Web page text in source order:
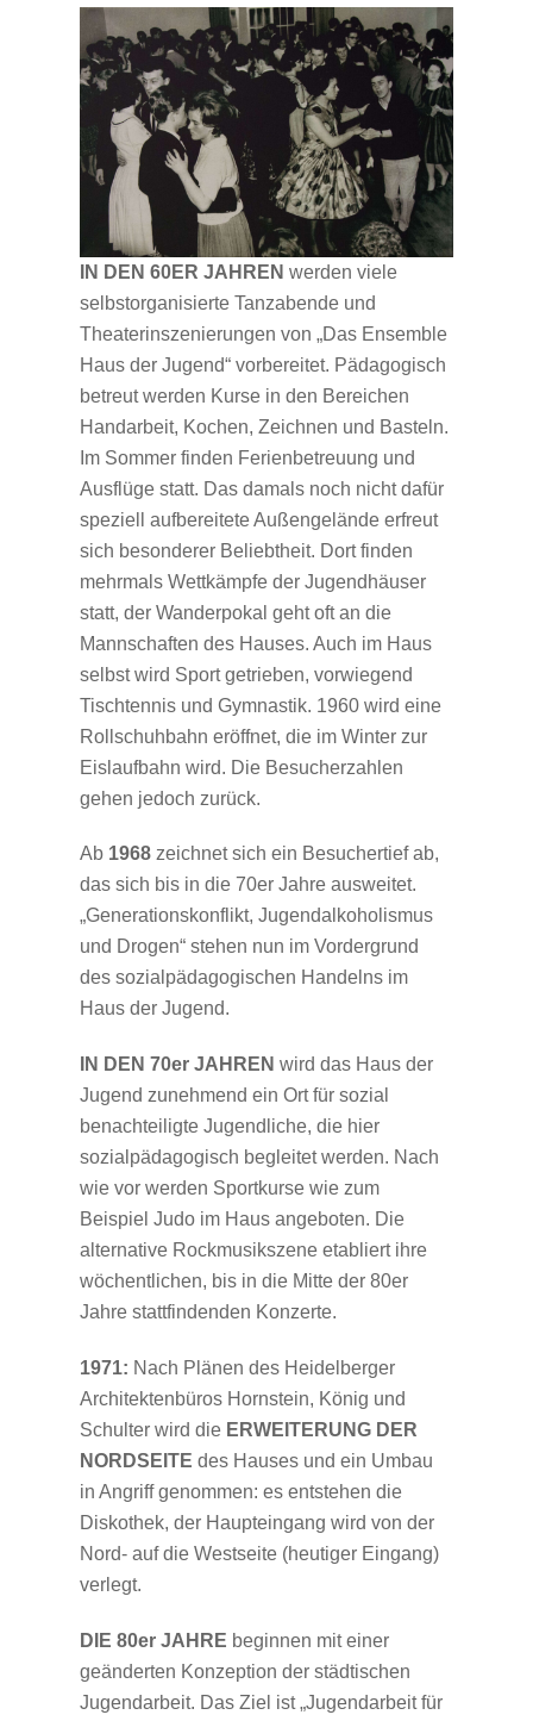
IN DEN 60ER JAHREN werden viele
selbstorganisierte Tanzabende und
Theaterinszenierungen von „Das Ensemble
Haus der Jugend“ vorbereitet. Pädagogisch
betreut werden Kurse in den Bereichen
Handarbeit, Kochen, Zeichnen und Basteln.
Im Sommer finden Ferienbetreuung und
Ausflüge statt. Das damals noch nicht dafür
speziell aufbereitete Außengelände erfreut
sich besonderer Beliebtheit. Dort finden
mehrmals Wettkämpfe der Jugendhäuser
statt, der Wanderpokal geht oft an die
Mannschaften des Hauses. Auch im Haus
selbst wird Sport getrieben, vorwiegend
Tischtennis und Gymnastik. 1960 wird eine
Rollschuhbahn eröffnet, die im Winter zur
Eislaufbahn wird. Die Besucherzahlen
gehen jedoch zurück.
Ab 1968 zeichnet sich ein Besuchertief ab,
das sich bis in die 70er Jahre ausweitet.
„Generationskonflikt, Jugendalkoholismus
und Drogen“ stehen nun im Vordergrund
des sozialpädagogischen Handelns im
Haus der Jugend.
IN DEN 70er JAHREN wird das Haus der
Jugend zunehmend ein Ort für sozial
benachteiligte Jugendliche, die hier
sozialpädagogisch begleitet werden. Nach
wie vor werden Sportkurse wie zum
Beispiel Judo im Haus angeboten. Die
alternative Rockmusikszene etabliert ihre
wöchentlichen, bis in die Mitte der 80er
Jahre stattfindenden Konzerte.
1971: Nach Plänen des Heidelberger
Architektenbüros Hornstein, König und
Schulter wird die ERWEITERUNG DER
NORDSEITE des Hauses und ein Umbau
in Angriff genommen: es entstehen die
Diskothek, der Haupteingang wird von der
Nord- auf die Westseite (heutiger Eingang)
verlegt.
DIE 80er JAHRE beginnen mit einer
geänderten Konzeption der städtischen
Jugendarbeit. Das Ziel ist „Jugendarbeit für